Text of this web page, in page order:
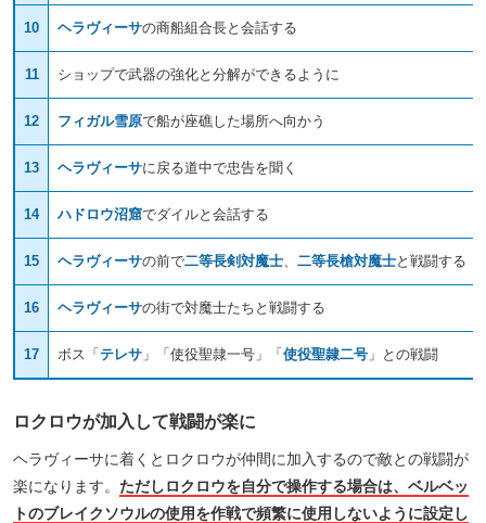
10 ヘラヴィーサの商船組合長と会話する
11 ショップで武器の強化と分解ができるように
12 フィガル雪原で船が座礁した場所へ向かう
13 ヘラヴィーサに戻る道中で忠告を聞く
14 ハドロウ沼窟でダイルと会話する
15 ヘラヴィーサの前で二等長剣対魔士 二等長槍対魔士と戦闘する
16 ヘラヴィーサの街で対魔士たちと戦闘する
17 ボス「テレサ 」「使役聖隷一号」「使役聖隷二号 」との戦闘
ロクロウが加入して戦闘が楽に
ヘラヴィーサに着くとロクロウが仲間に加入するので敵との戦闘が
楽になります。 ただしロクロウを自分で操作する場合は、ベルベッ
トのブレイクソウルの使用を作戦で頻繁に使用しないように設定し